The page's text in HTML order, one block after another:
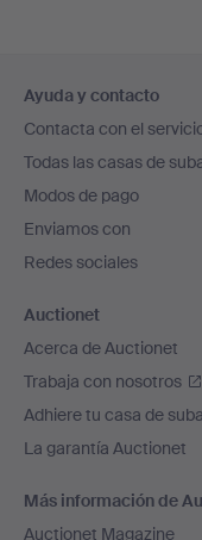
en
el
pie
de
página
Ayuda y contacto
Contacta con el
Todas las casas de
Modos de pago
Enviamos con
Redes sociales
Auctionet
Acerca de Auctionet
Trabaja con nosotros
Adhiere tu casa de
La garantía Auctionet
Más información de
Auctionet Magazine